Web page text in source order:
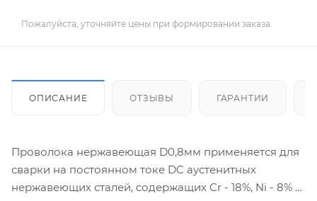
Пожалуйста, уточняйте цены при формировании заказа.
ОПИСАНИЕ ОТЗЫВЫ ГАРАНТИИ
Проволока нержавеющая D0,8мм применяется для
сварки на постоянном токе DC аустенитных
нержавеющих сталей, содержащих Cr - 18%, Ni - 8% в